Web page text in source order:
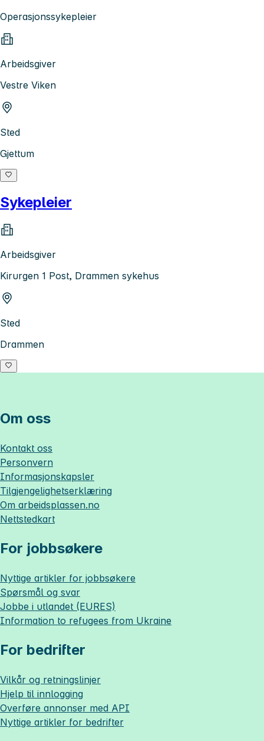
Operasjonssykepleier
Arbeidsgiver
Vestre Viken
Sted
Gjettum
Sykepleier
Arbeidsgiver
Kirurgen 1 Post, Drammen sykehus
Sted
Drammen
Om oss
Kontakt oss
Personvern
Informasjonskapsler
Tilgjengelighetserklæring
Om arbeidsplassen.no
Nettstedkart
For jobbsøkere
Nyttige artikler for jobbsøkere
Spørsmål og svar
Jobbe i utlandet (EURES)
Information to refugees from Ukraine
For bedrifter
Vilkår og retningslinjer
Hjelp til innlogging
Overføre annonser med API
Nyttige artikler for bedrifter